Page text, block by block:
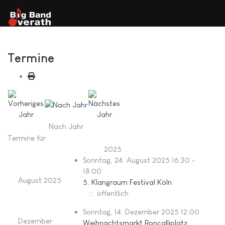
Termine
Nach Jahr
Termine für
2025
August 2025
Sonntag, 24. August 2025 16:30 -
18:00
5. Klangraum Festival Köln
:: öffentlich
Dezember
Sonntag, 14. Dezember 2025 12:00
Weihnachtsmarkt Roncalliplatz